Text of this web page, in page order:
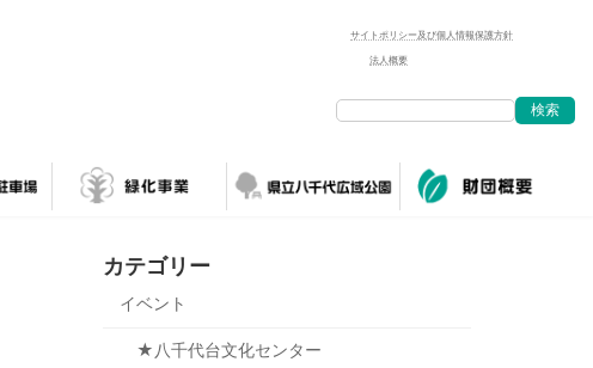
サイトポリシー及び個人情報保護方針
法人概要
検索
カテゴリー
イベント
★八千代台文化センター